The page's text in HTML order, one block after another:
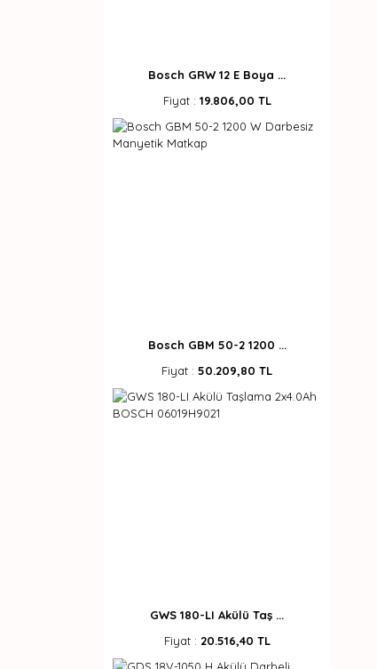
Bosch GRW 12 E Boya ...
Fiyat : 19.806,00 TL
Bosch GBM 50-2 1200 ...
Fiyat : 50.209,80 TL
GWS 180-LI Akülü Taş ...
Fiyat : 20.516,40 TL